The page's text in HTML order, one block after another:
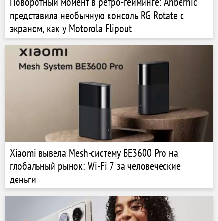
представила необычную консоль RG Rotate с
экраном, как у Motorola Flipout
Xiaomi вывела Mesh-систему BE3600 Pro на
глобальный рынок: Wi-Fi 7 за человеческие
деньги